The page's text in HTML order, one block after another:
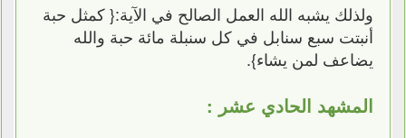
ولذلك يشبه الله العمل الصالح في الآية:{ كمثل حبة
أنبتت سبع سنابل في كل سنبلة مائة حبة والله
يضاعف لمن يشاء}.
المشهد الحادي عشر :